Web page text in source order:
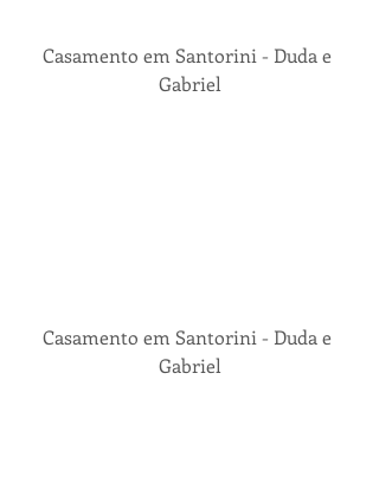
Casamento em Santorini - Duda e
Gabriel
Casamento em Santorini - Duda e
Gabriel